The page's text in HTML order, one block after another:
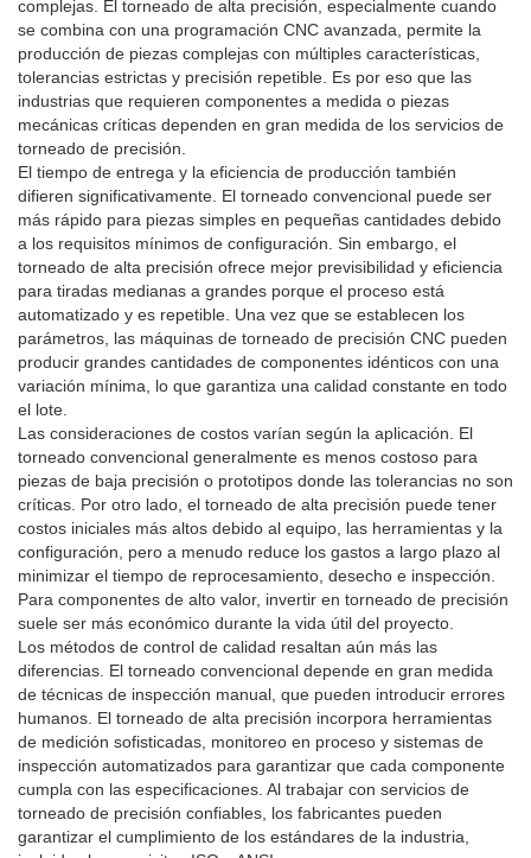
complejas. El torneado de alta precisión, especialmente cuando
se combina con una programación CNC avanzada, permite la
producción de piezas complejas con múltiples características,
tolerancias estrictas y precisión repetible. Es por eso que las
industrias que requieren componentes a medida o piezas
mecánicas críticas dependen en gran medida de los servicios de
torneado de precisión.
El tiempo de entrega y la eficiencia de producción también
difieren significativamente. El torneado convencional puede ser
más rápido para piezas simples en pequeñas cantidades debido
a los requisitos mínimos de configuración. Sin embargo, el
torneado de alta precisión ofrece mejor previsibilidad y eficiencia
para tiradas medianas a grandes porque el proceso está
automatizado y es repetible. Una vez que se establecen los
parámetros, las máquinas de torneado de precisión CNC pueden
producir grandes cantidades de componentes idénticos con una
variación mínima, lo que garantiza una calidad constante en todo
el lote.
Las consideraciones de costos varían según la aplicación. El
torneado convencional generalmente es menos costoso para
piezas de baja precisión o prototipos donde las tolerancias no son
críticas. Por otro lado, el torneado de alta precisión puede tener
costos iniciales más altos debido al equipo, las herramientas y la
configuración, pero a menudo reduce los gastos a largo plazo al
minimizar el tiempo de reprocesamiento, desecho e inspección.
Para componentes de alto valor, invertir en torneado de precisión
suele ser más económico durante la vida útil del proyecto.
Los métodos de control de calidad resaltan aún más las
diferencias. El torneado convencional depende en gran medida
de técnicas de inspección manual, que pueden introducir errores
humanos. El torneado de alta precisión incorpora herramientas
de medición sofisticadas, monitoreo en proceso y sistemas de
inspección automatizados para garantizar que cada componente
cumpla con las especificaciones. Al trabajar con servicios de
torneado de precisión confiables, los fabricantes pueden
garantizar el cumplimiento de los estándares de la industria,